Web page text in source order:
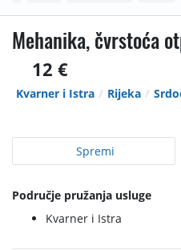
Mehanika, čvrstoća
12 €
Kvarner i Istra Rijeka
Spremi
Područje pružanja usluge
Kvarner i Istra